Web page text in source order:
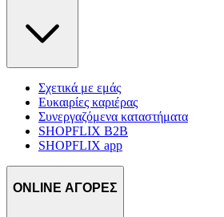
Σχετικά με εμάς
Ευκαιρίες καριέρας
Συνεργαζόμενα καταστήματα
SHOPFLIX B2B
SHOPFLIX app
ONLINE ΑΓΟΡΕΣ